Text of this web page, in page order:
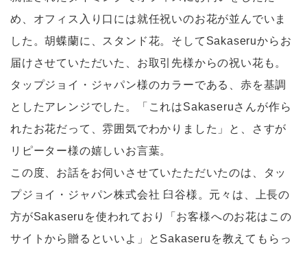
め、オフィス入り口には就任祝いのお花が並んでいま
した。胡蝶蘭に、スタンド花。そしてSakaseruからお
届けさせていただいた、お取引先様からの祝い花も。
タップジョイ・ジャパン様のカラーである、赤を基調
としたアレンジでした。「これはSakaseruさんが作ら
れたお花だって、雰囲気でわかりました」と、さすが
リピーター様の嬉しいお言葉。
この度、お話をお伺いさせていたただいたのは、タッ
プジョイ・ジャパン株式会社 臼谷様。元々は、上長の
方がSakaseruを使われており「お客様へのお花はこの
サイトから贈るといいよ」とSakaseruを教えてもらっ